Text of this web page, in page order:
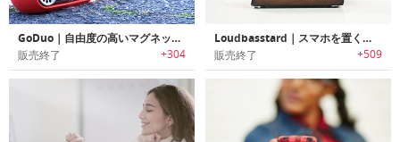
GoDuo｜自由度の高いマグネットモジュール式ポータブルワイヤレススピーカー「ゴーデュオ」
販売終了 +304
Loudbasstard｜スマホを置くだけで大音量の音楽が楽しめるインダクションスピーカー「ラウドバスタード」
販売終了 +509